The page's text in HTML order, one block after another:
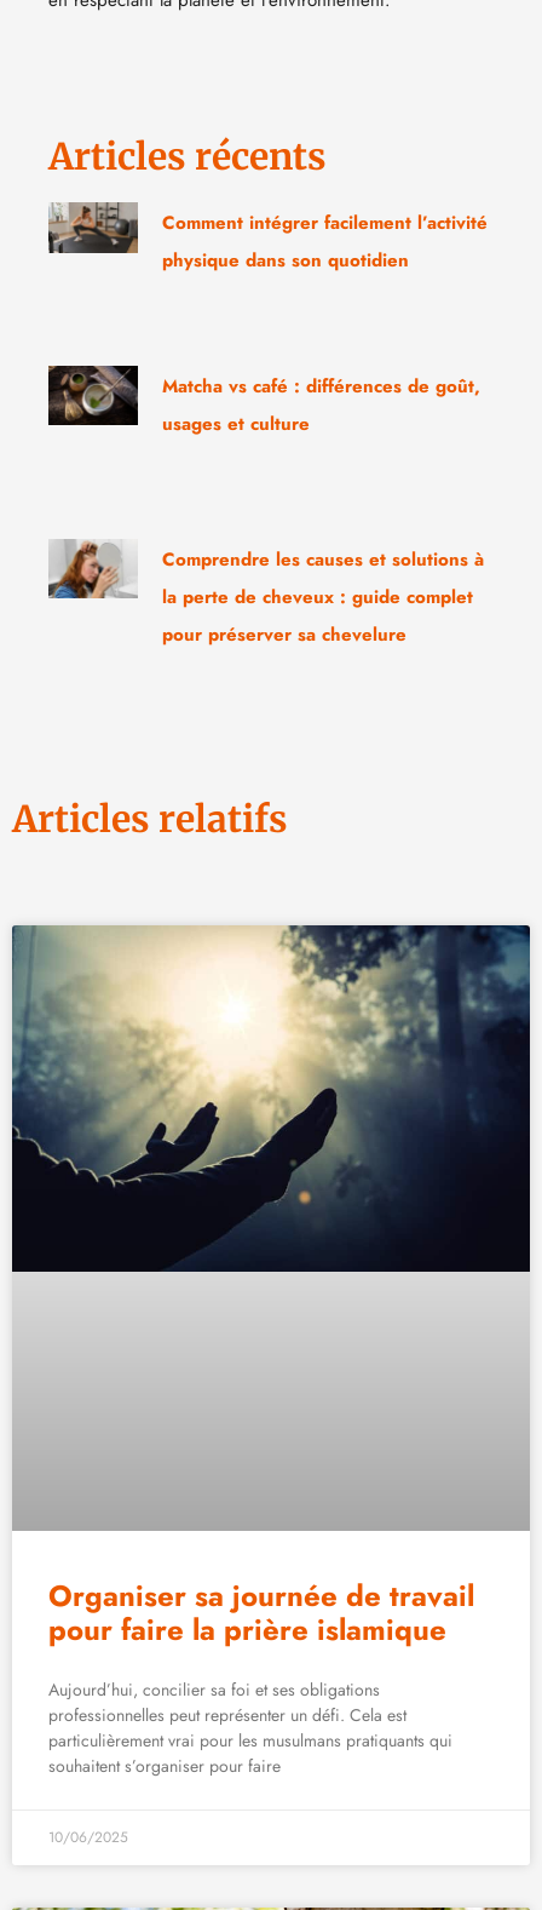
Articles récents
Comment intégrer facilement l’activité
physique dans son quotidien
Matcha vs café : différences de goût,
usages et culture
Comprendre les causes et solutions à
la perte de cheveux : guide complet
pour préserver sa chevelure
Articles relatifs
Organiser sa journée de travail
pour faire la prière islamique
Aujourd’hui, concilier sa foi et ses obligations
professionnelles peut représenter un défi. Cela est
particulièrement vrai pour les musulmans pratiquants qui
souhaitent s’organiser pour faire
10/06/2025